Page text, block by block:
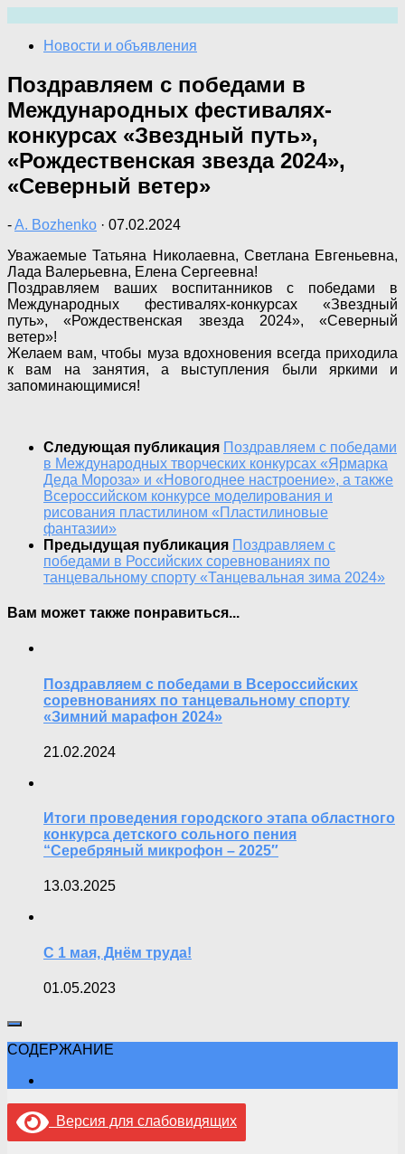
содержимому
Новости и объявления
Поздравляем с победами в
Международных фестивалях-
конкурсах «Звездный путь»,
«Рождественская звезда 2024»,
«Северный ветер»
-A. Bozhenko · 07.02.2024
Уважаемые Татьяна Николаевна, Светлана Евгеньевна,
Лада Валерьевна, Елена Сергеевна!
Поздравляем ваших воспитанников с победами в
Международных фестивалях-конкурсах «Звездный
путь», «Рождественская звезда 2024», «Северный
ветер»!
Желаем вам, чтобы муза вдохновения всегда приходила
к вам на занятия, а выступления были яркими и
запоминающимися!
Следующая публикация Поздравляем с победами
в Международных творческих конкурсах «Ярмарка
Деда Мороза» и «Новогоднее настроение», а также
Всероссийском конкурсе моделирования и
рисования пластилином «Пластилиновые
фантазии»
Предыдущая публикация Поздравляем с
победами в Российских соревнованиях по
танцевальному спорту «Танцевальная зима 2024»
Вам может также понравиться...
Поздравляем с победами в Всероссийских
соревнованиях по танцевальному спорту
«Зимний марафон 2024»
21.02.2024
Итоги проведения городского этапа областного
конкурса детского сольного пения
“Серебряный микрофон – 2025″
13.03.2025
С 1 мая, Днём труда!
01.05.2023
СОДЕРЖАНИЕ
Версия для слабовидящих